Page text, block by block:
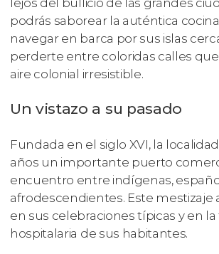
lejos del bullicio de las grandes
podrás saborear la auténtica
navegar en barca por sus islas
perderte entre coloridas calles
aire colonial irresistible.
Un vistazo a su pasado
Fundada en el siglo XVI, la
años un importante puerto
encuentro entre indígenas,
afrodescendientes. Este mestizaje
en sus celebraciones típicas y en
hospitalaria de sus habitantes.